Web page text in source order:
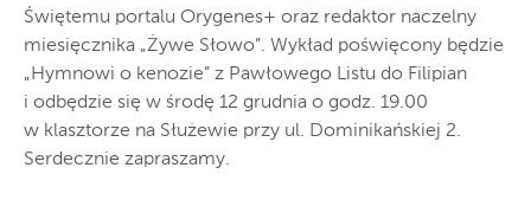
Świętemu portalu Orygenes+ oraz redaktor naczelny
miesięcznika „Żywe Słowo”. Wykład poświęcony będzie
„Hymnowi o kenozie” z Pawłowego Listu do Filipian
i odbędzie się w środę 12 grudnia o godz. 19.00
w klasztorze na Służewie przy ul. Dominikańskiej 2.
Serdecznie zapraszamy.